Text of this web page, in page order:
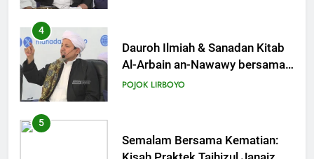
5
Semalam Bersama Kematian:
Kisah Praktek Tajhizul Janaiz
Siswa III Aliyah
POJOK LIRBOYO
6
Di Balik Dinginnya Malam